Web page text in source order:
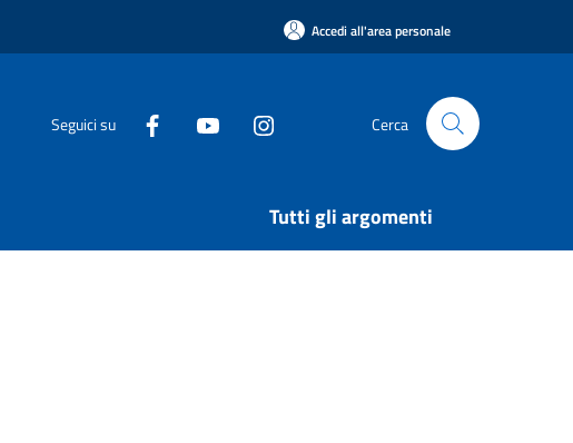
Accedi all'area personale
Seguici su Cerca
Tutti gli argomenti